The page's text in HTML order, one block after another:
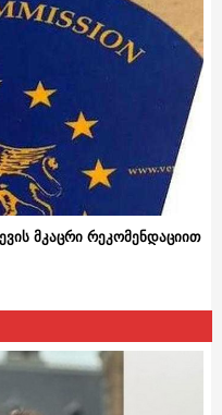
მკაცრი რეკომენდაციით